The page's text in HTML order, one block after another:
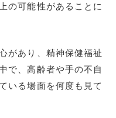
の可能性があることに
があり、精神保健福祉
で、高齢者や手の不自
いる場面を何度も見て